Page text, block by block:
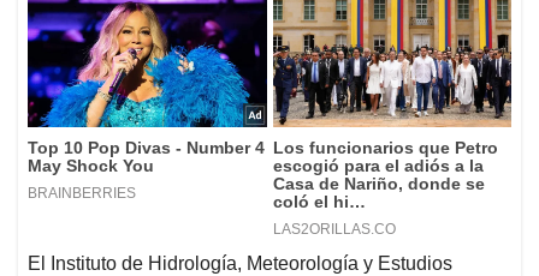
El Instituto de Hidrología, Meteorología y Estudios